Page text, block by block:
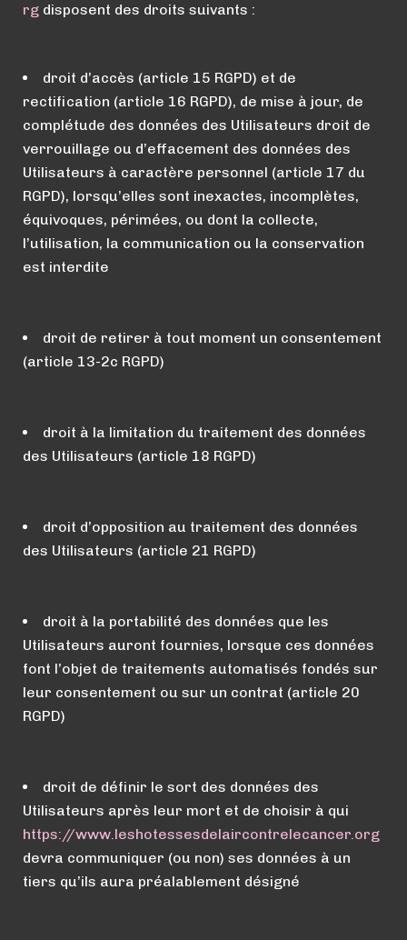
rg disposent des droits suivants :
droit d’accès (article 15 RGPD) et de
rectification (article 16 RGPD), de mise à jour, de
complétude des données des Utilisateurs droit de
verrouillage ou d’effacement des données des
Utilisateurs à caractère personnel (article 17 du
RGPD), lorsqu’elles sont inexactes, incomplètes,
équivoques, périmées, ou dont la collecte,
l’utilisation, la communication ou la conservation
est interdite
droit de retirer à tout moment un consentement
(article 13-2c RGPD)
droit à la limitation du traitement des données
des Utilisateurs (article 18 RGPD)
droit d’opposition au traitement des données
des Utilisateurs (article 21 RGPD)
droit à la portabilité des données que les
Utilisateurs auront fournies, lorsque ces données
font l’objet de traitements automatisés fondés sur
leur consentement ou sur un contrat (article 20
RGPD)
droit de définir le sort des données des
Utilisateurs après leur mort et de choisir à qui
https://www.leshotessesdelaircontrelecancer.org
devra communiquer (ou non) ses données à un
tiers qu’ils aura préalablement désigné